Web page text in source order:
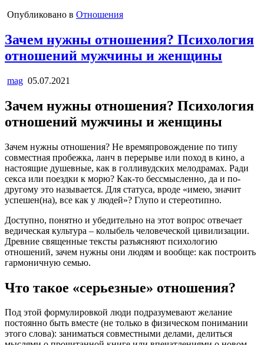
Опубликовано в Отношения
Зачем нужны отношения? Психология
отношений мужчины и женщины
mag 05.07.2021
Зачем нужны отношения? Психология
отношений мужчины и женщины
Зачем нужны отношения? Не времяпровождение по типу
совместная пробежка, ланч в перерыве или поход в кино, а
настоящие душевные, как в голливудских мелодрамах. Ради
секса или поездки к морю? Как-то бессмысленно, да и по-
другому это называется. Для статуса, вроде «имею, значит
успешен(на), все как у людей»? Глупо и стереотипно.
Доступно, понятно и убедительно на этот вопрос отвечает
ведическая культура – колыбель человеческой цивилизации.
Древние священные тексты разъясняют психологию
отношений, зачем нужны они людям и вообще: как построить
гармоничную семью.
Что такое «серьезные» отношения?
Под этой формулировкой люди подразумевают желание
постоянно быть вместе (не только в физическом понимании
этого слова): заниматься совместными делами, делиться